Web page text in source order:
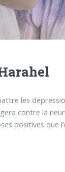
les
contre la
positives que